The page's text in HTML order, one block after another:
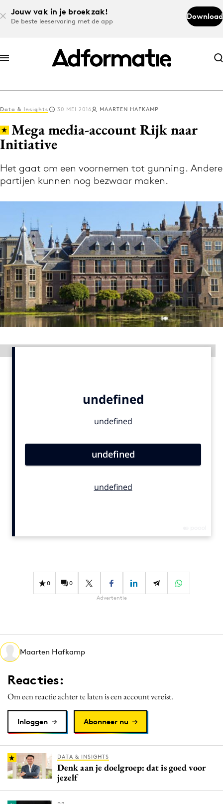
Jouw vak in je broekzak!
De beste leeservaring met de app
Download
Abonneer nu
Abonneer nu
Log in
Volg het laatste nieuws via de Adformatie
Nieuws app
Menu
Home
9 sept: GenAI-training
12 nov: MarketingLive!
Adverteren
Events
Opleidingen
Artificial Intelligence
Influencer marketing
Interne communicatie
Media
Merkstrategie
PR
Programmatic
Reputatie & crisis
Data & Insights 30 MEI 2016 MAARTEN HAFKAMP
Mega media-account Rijk naar
Initiative
Het gaat om een voornemen tot gunning. Andere
partijen kunnen nog bezwaar maken.
0 0
Advertentie
Maarten Hafkamp
Reacties:
Om een reactie achter te laten is een account vereist.
Inloggen Abonneer nu
DATA & INSIGHTS
Denk aan je doelgroep: dat is goed voor
jezelf